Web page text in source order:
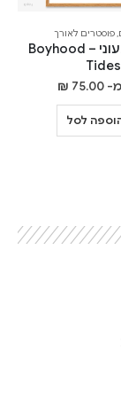
,פוסטרים לאורך
פוסטר צבעוני – Boyhood
Tides
₪ 75.00
לסל